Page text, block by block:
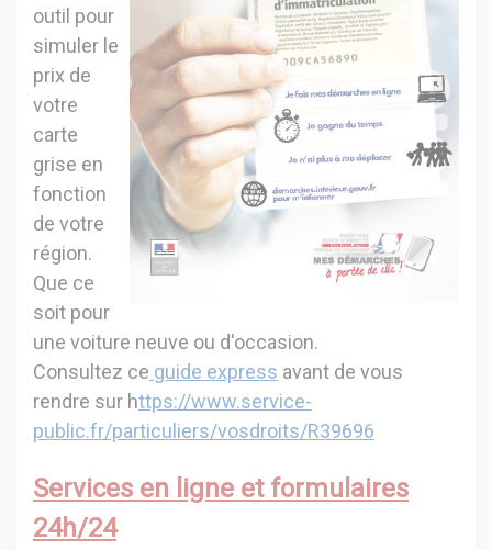
outil pour
simuler le
prix de
votre
carte
grise en
fonction
de votre
région.
Que ce
soit pour
une voiture neuve ou d'occasion.
Consultez ce guide express avant de vous
rendre sur https://www.service-
public.fr/particuliers/vosdroits/R39696
Services en ligne et formulaires
24h/24